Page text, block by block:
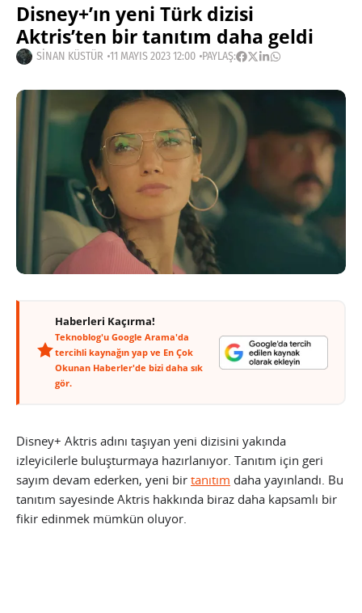
Disney+’ın yeni Türk dizisi
Aktris’ten bir tanıtım daha geldi
SINAN KÜSTÜR 11 MAYIS 2023 12:00 PAYLAŞ:
Haberleri Kaçırma!
Teknoblog'u Google Arama'da
tercihli kaynağın yap ve En Çok
Okunan Haberler'de bizi daha sık
gör.
Disney+ Aktris adını taşıyan yeni dizisini yakında
izleyicilerle buluşturmaya hazırlanıyor. Tanıtım için geri
sayım devam ederken, yeni bir tanıtım daha yayınlandı. Bu
tanıtım sayesinde Aktris hakkında biraz daha kapsamlı bir
fikir edinmek mümkün oluyor.